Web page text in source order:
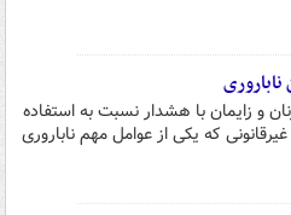
و زایمان با هشدار نسبت به استفاده
که یکی از عوامل مهم ناباروری